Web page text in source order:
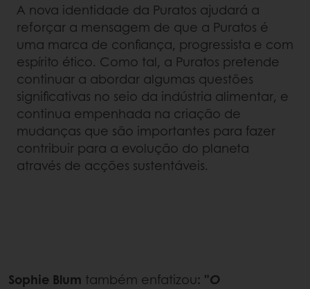
A nova identidade da Puratos ajudará a
reforçar a mensagem de que a Puratos é
uma marca de confiança, progressista e com
espírito ético. Como tal, a Puratos pretende
continuar a abordar algumas questões
significativas no seio da indústria alimentar, e
continua empenhada na criação de
mudanças que são importantes para fazer
contribuir para a evolução do planeta
através de acções sustentáveis.
Sophie Blum também enfatizou: "O